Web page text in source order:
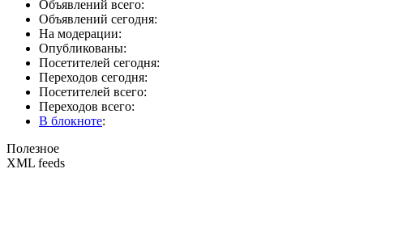
Объявлений всего:
Объявлений сегодня:
На модерации:
Опубликованы:
Посетителей сегодня:
Переходов сегодня:
Посетителей всего:
Переходов всего:
В блокноте:
Полезное
XML feeds